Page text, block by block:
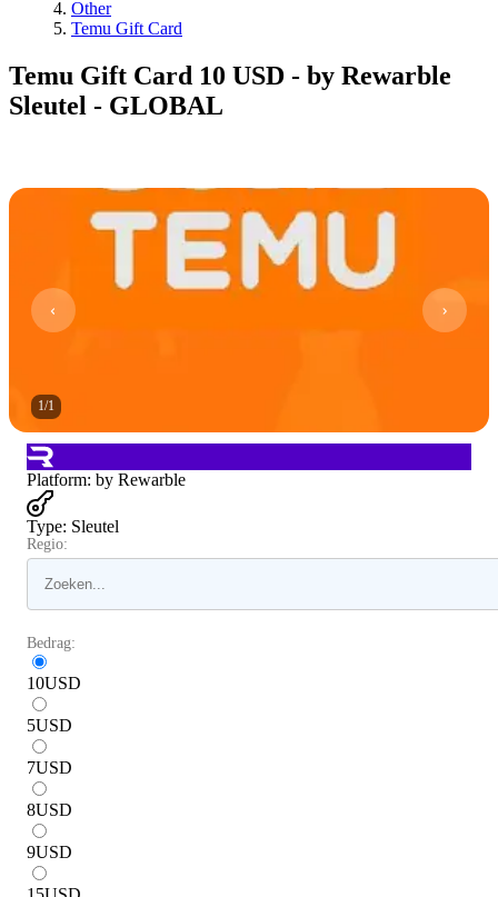
Other
Temu Gift Card
Temu Gift Card 10 USD - by Rewarble
Sleutel - GLOBAL
1/1
Platform: by Rewarble
Type: Sleutel
Regio:
Bedrag:
10USD
5USD
7USD
8USD
9USD